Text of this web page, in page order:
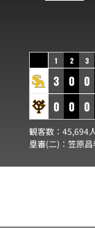
1 2 3
3 0 0
0 0 0
観客数：45,694
塁審(二)： 笠原昌